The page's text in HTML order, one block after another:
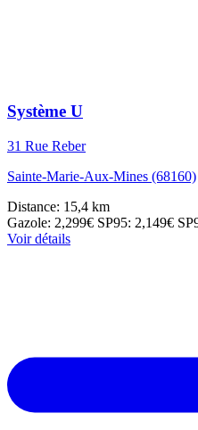
Système U
31 Rue Reber
Sainte-Marie-Aux-Mines (68160)
Distance: 15,4 km
Gazole: 2,299€ SP95: 2,149€
Voir détails